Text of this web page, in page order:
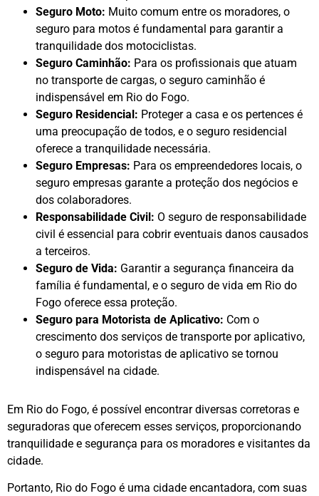
Seguro Moto: Muito comum entre os moradores, o
seguro para motos é fundamental para garantir a
tranquilidade dos motociclistas.
Seguro Caminhão: Para os profissionais que atuam
no transporte de cargas, o seguro caminhão é
indispensável em Rio do Fogo.
Seguro Residencial: Proteger a casa e os pertences é
uma preocupação de todos, e o seguro residencial
oferece a tranquilidade necessária.
Seguro Empresas: Para os empreendedores locais, o
seguro empresas garante a proteção dos negócios e
dos colaboradores.
Responsabilidade Civil: O seguro de responsabilidade
civil é essencial para cobrir eventuais danos causados
a terceiros.
Seguro de Vida: Garantir a segurança financeira da
família é fundamental, e o seguro de vida em Rio do
Fogo oferece essa proteção.
Seguro para Motorista de Aplicativo: Com o
crescimento dos serviços de transporte por aplicativo,
o seguro para motoristas de aplicativo se tornou
indispensável na cidade.
Em Rio do Fogo, é possível encontrar diversas corretoras e
seguradoras que oferecem esses serviços, proporcionando
tranquilidade e segurança para os moradores e visitantes da
cidade.
Portanto, Rio do Fogo é uma cidade encantadora, com suas